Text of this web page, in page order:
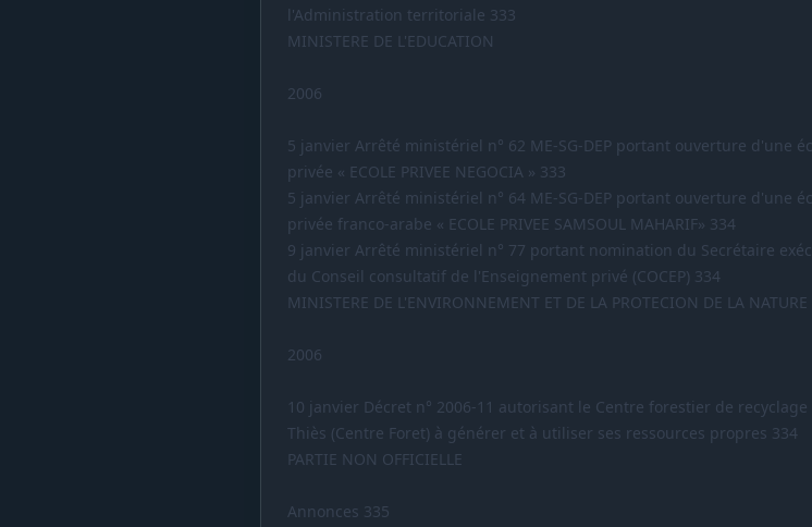
l'Administration territoriale 333
MINISTERE DE L'EDUCATION
2006
5 janvier Arrêté ministériel n° 62 ME-SG-DEP portant ouverture d'une
privée « ECOLE PRIVEE NEGOCIA » 333
5 janvier Arrêté ministériel n° 64 ME-SG-DEP portant ouverture d'une
privée franco-arabe « ECOLE PRIVEE SAMSOUL MAHARIF» 334
9 janvier Arrêté ministériel n° 77 portant nomination du Secrétaire
du Conseil consultatif de l'Enseignement privé (COCEP) 334
MINISTERE DE L'ENVIRONNEMENT ET DE LA PROTECION DE LA NATURE
2006
10 janvier Décret n° 2006-11 autorisant le Centre forestier de recyclage
Thiès (Centre Foret) à générer et à utiliser ses ressources propres 334
PARTIE NON OFFICIELLE
Annonces 335